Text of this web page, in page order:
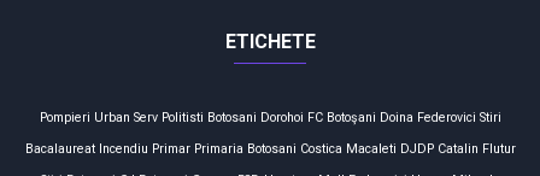
ETICHETE
Pompieri Urban Serv Politisti Botosani Dorohoi FC Botoşani Doina Federovici Stiri
Bacalaureat Incendiu Primar Primaria Botosani Costica Macaleti DJDP Catalin Flutur